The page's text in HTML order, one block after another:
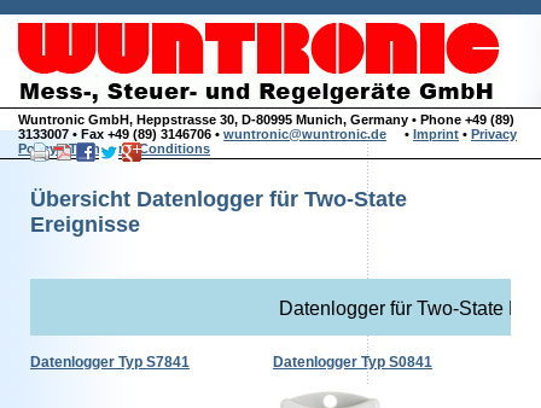
Wuntronic GmbH, Heppstrasse 30, D-80995 Munich, Germany • Phone +49 (89)
3133007 • Fax +49 (89) 3146706 • wuntronic@wuntronic.de • Imprint • Privacy
Policy•Terms and Conditions
Übersicht Datenlogger für Two-State
Ereignisse
Datenlogger für Two-State
Datenlogger Typ S7841 Datenlogger Typ S0841